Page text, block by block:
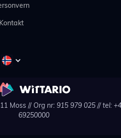
Kontakt
Moss // Org nr: 915 979 025// tel:
69250000